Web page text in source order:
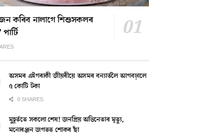
কৰিব নালাগে শিশুসকলৰ
পাৰ্টি
অসমৰ এইগৰাকী জীয়ৰীয়ে অসমৰ বন্যাৰ্তলৈ আগবঢ়ালে
৫ কোটি টকা
0 SHARES
মুহূৰ্ততে সকলো শেষ! জনপ্ৰিয় অভিনেতাৰ মৃত্যু,
মনোৰঞ্জন জগতত শোকৰ ছাঁ